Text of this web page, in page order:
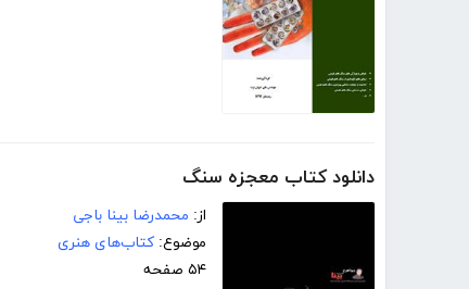
دانلود کتاب معجزه سنگ
از: محمدرضا بینا باجی
موضوع: کتاب‌های هنری
۵۴ صفحه